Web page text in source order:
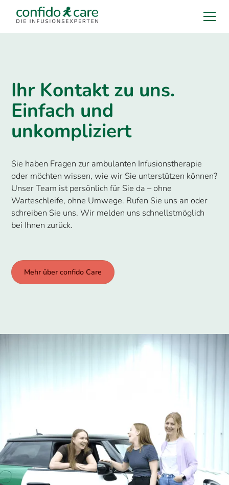
Ihr Kontakt zu uns.
Einfach und
unkompliziert
Sie haben Fragen zur ambulanten Infusionstherapie
oder möchten wissen, wie wir Sie unterstützen können?
Unser Team ist persönlich für Sie da – ohne
Warteschleife, ohne Umwege. Rufen Sie uns an oder
schreiben Sie uns. Wir melden uns schnellstmöglich
bei Ihnen zurück.
Mehr über confido Care